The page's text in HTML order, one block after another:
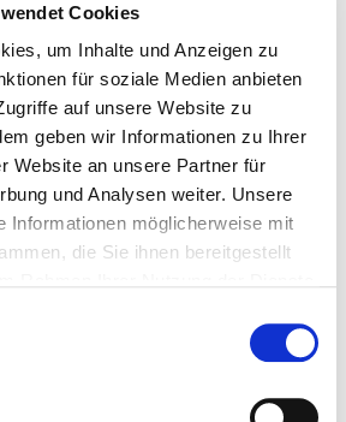
Cookies
um Inhalte und Anzeigen zu
für soziale Medien anbieten
auf unsere Website zu
geben wir Informationen zu Ihrer
Website an unsere Partner für
und Analysen weiter. Unsere
Informationen möglicherweise mit
die Sie ihnen bereitgestellt
von der
Schweinfurt / Anita
Schweinfurt
Schweinfurt, Postkarte